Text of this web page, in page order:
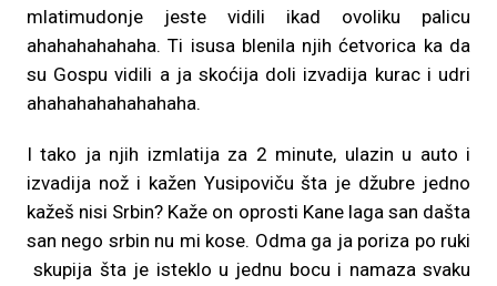
mlatimudonje jeste vidili ikad ovoliku palicu
ahahahahahaha. Ti isusa blenila njih ćetvorica ka da
su Gospu vidili a ja skoćija doli izvadija kurac i udri
ahahahahahahahaha.
I tako ja njih izmlatija za 2 minute, ulazin u auto i
izvadija nož i kažen Yusipoviču šta je džubre jedno
kažeš nisi Srbin? Kaže on oprosti Kane laga san dašta
san nego srbin nu mi kose. Odma ga ja poriza po ruki
skupija šta je isteklo u jednu bocu i namaza svaku